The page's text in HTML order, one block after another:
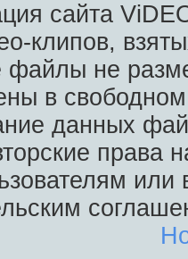
сайта
клипов,
файлы не
в
данных
права
или